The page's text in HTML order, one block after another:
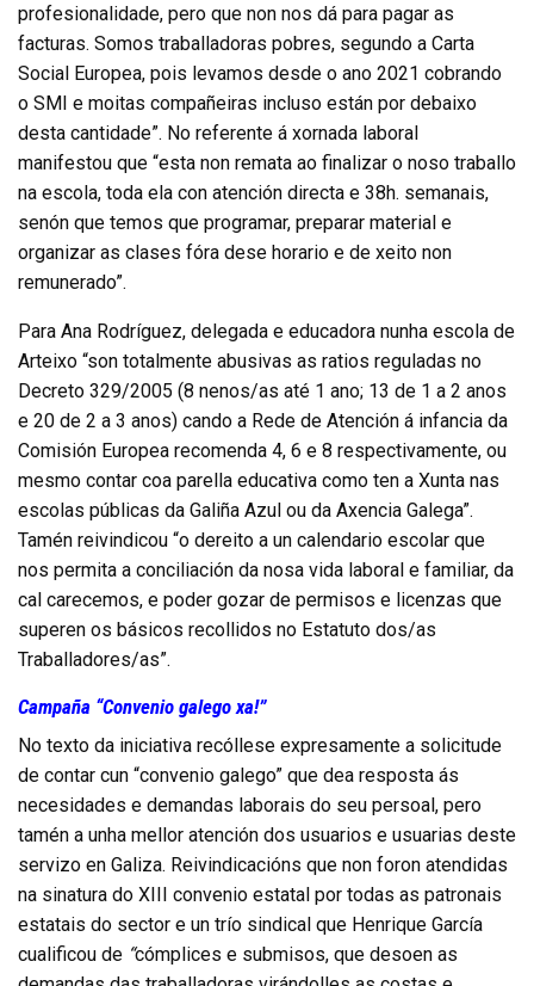
profesionalidade, pero que non nos dá para pagar as
facturas. Somos traballadoras pobres, segundo a Carta
Social Europea, pois levamos desde o ano 2021 cobrando
o SMI e moitas compañeiras incluso están por debaixo
desta cantidade”. No referente á xornada laboral
manifestou que “esta non remata ao finalizar o noso traballo
na escola, toda ela con atención directa e 38h. semanais,
senón que temos que programar, preparar material e
organizar as clases fóra dese horario e de xeito non
remunerado”.
Para Ana Rodríguez, delegada e educadora nunha escola de
Arteixo “son totalmente abusivas as ratios reguladas no
Decreto 329/2005 (8 nenos/as até 1 ano; 13 de 1 a 2 anos
e 20 de 2 a 3 anos) cando a Rede de Atención á infancia da
Comisión Europea recomenda 4, 6 e 8 respectivamente, ou
mesmo contar coa parella educativa como ten a Xunta nas
escolas públicas da Galiña Azul ou da Axencia Galega”.
Tamén reivindicou “o dereito a un calendario escolar que
nos permita a conciliación da nosa vida laboral e familiar, da
cal carecemos, e poder gozar de permisos e licenzas que
superen os básicos recollidos no Estatuto dos/as
Traballadores/as”.
Campaña “Convenio galego xa!”
No texto da iniciativa recóllese expresamente a solicitude
de contar cun “convenio galego” que dea resposta ás
necesidades e demandas laborais do seu persoal, pero
tamén a unha mellor atención dos usuarios e usuarias deste
servizo en Galiza. Reivindicacións que non foron atendidas
na sinatura do XIII convenio estatal por todas as patronais
estatais do sector e un trío sindical que Henrique García
cualificou de “cómplices e submisos, que desoen as